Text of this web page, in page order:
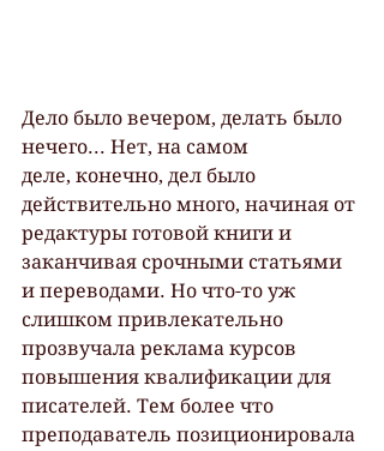
Дело было вечером, делать было
нечего... Нет, на самом
деле, конечно, дел было
действительно много, начиная от
редактуры готовой книги и
заканчивая срочными статьями
и переводами. Но что-то уж
слишком привлекательно
прозвучала реклама курсов
повышения квалификации для
писателей. Тем более что
преподаватель позиционировала